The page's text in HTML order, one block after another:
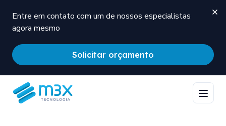
Entre em contato com um de nossos especialistas
agora mesmo
Solicitar orçamento